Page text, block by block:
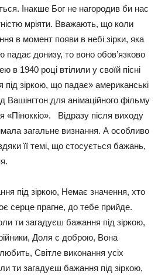
Інакше Бог не нагородив би нас
мріяти. Вважають, що коли
в момент появи в небі зірки, яка
падає донизу, то воно обов’язково
в 1940 році втілили у своїй пісні
зіркою, що падає» американські
Вашінгтон для анімаційного фільму
«Піноккіо». Відразу після виходу
загальне визнання. А особливо
її темі, що стосується бажань,
під зіркою, Немає значення, хто
серце прагне, до тебе прийде.
ти загадуєш бажання під зіркою,
Доля є доброю, Вона
Світле виконання усіх
ти загадуєш бажання під зіркою,